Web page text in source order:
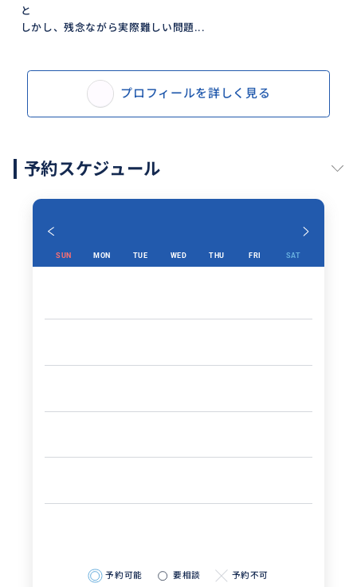
と
しかし、残念ながら実際難しい問題...
プロフィールを詳しく見る
予約スケジュール
SUN MON TUE WED THU FRI SAT
予約可能 要相談 予約不可